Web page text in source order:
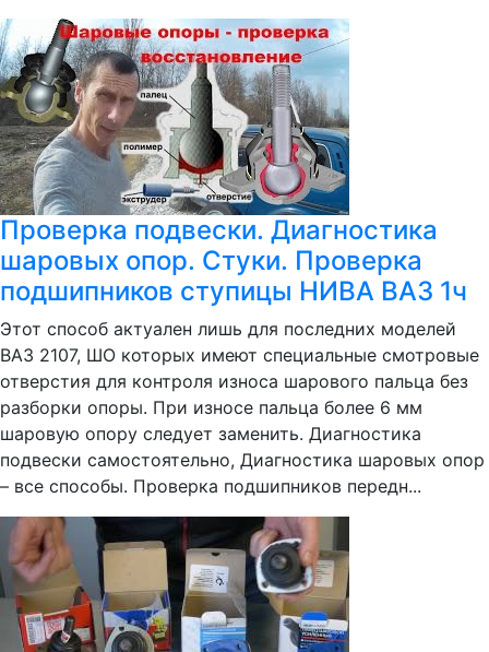
Проверка подвески. Диагностика
шаровых опор. Стуки. Проверка
подшипников ступицы НИВА ВАЗ 1ч
Этот способ актуален лишь для последних моделей
ВАЗ 2107, ШО которых имеют специальные смотровые
отверстия для контроля износа шарового пальца без
разборки опоры. При износе пальца более 6 мм
шаровую опору следует заменить. Диагностика
подвески самостоятельно, Диагностика шаровых опор
– все способы. Проверка подшипников передн...